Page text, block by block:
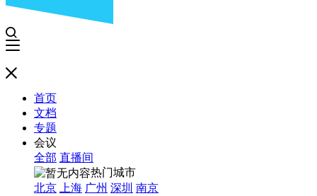
首页
文档
专题
会议
全部 直播间
热门城市
北京
上海 广州 深圳 南京